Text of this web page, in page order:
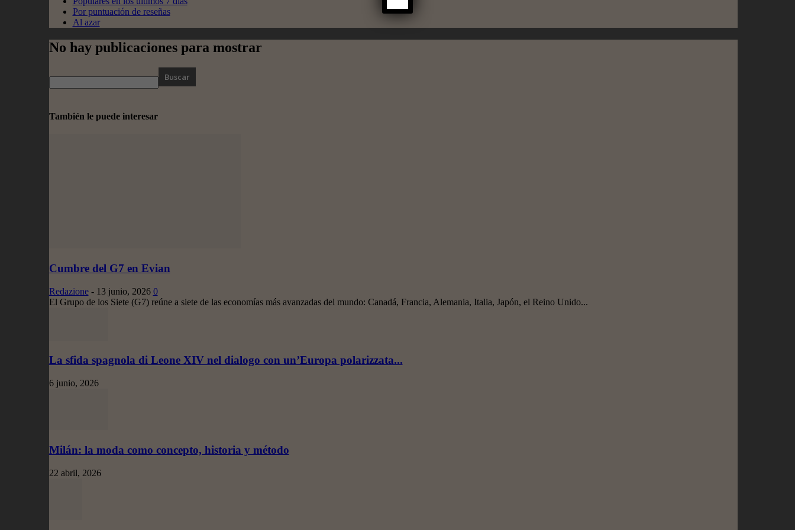
Por puntuación de reseñas
Al azar
No hay publicaciones para mostrar
También le puede interesar
Cumbre del G7 en Evian
Redazione - 13 junio, 2026 0
El Grupo de los Siete (G7) reúne a siete de las economías más avanzadas del mundo: Canadá, Francia, Alemania, Italia, Japón, el Reino Unido...
La sfida spagnola di Leone XIV nel dialogo con un’Europa polarizzata...
6 junio, 2026
Milán: la moda como concepto, historia y método
22 abril, 2026